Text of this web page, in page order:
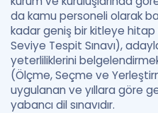
Kampanyalar
Blog
İngilizce Gramer
da kamu personeli olarak
kadar geniş bir kitleye hitap
Seviye Tespit Sınavı),
yeterliliklerini
(Ölçme, Seçme ve
uygulanan ve yıllara göre
yabancı dil sınavıdır.